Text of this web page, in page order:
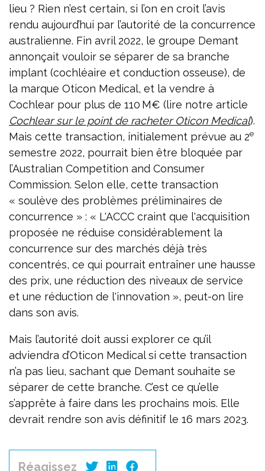
lieu ? Rien n’est certain, si l’on en croit l’avis
rendu aujourd’hui par l’autorité de la concurrence
australienne. Fin avril 2022, le groupe Demant
annonçait vouloir se séparer de sa branche
implant (cochléaire et conduction osseuse), de
la marque Oticon Medical, et la vendre à
Cochlear pour plus de 110 M€ (lire notre article
Cochlear sur le point de racheter Oticon Medical).
Mais cette transaction, initialement prévue au 2e
semestre 2022, pourrait bien être bloquée par
l’Australian Competition and Consumer
Commission. Selon elle, cette transaction
« soulève des problèmes préliminaires de
concurrence » : « L'ACCC craint que l'acquisition
proposée ne réduise considérablement la
concurrence sur des marchés déjà très
concentrés, ce qui pourrait entraîner une hausse
des prix, une réduction des niveaux de service
et une réduction de l'innovation », peut-on lire
dans son avis.
Mais l’autorité doit aussi explorer ce qu’il
adviendra d’Oticon Medical si cette transaction
n’a pas lieu, sachant que Demant souhaite se
séparer de cette branche. C’est ce qu’elle
s’apprête à faire dans les prochains mois. Elle
devrait rendre son avis définitif le 16 mars 2023.
Réagissez